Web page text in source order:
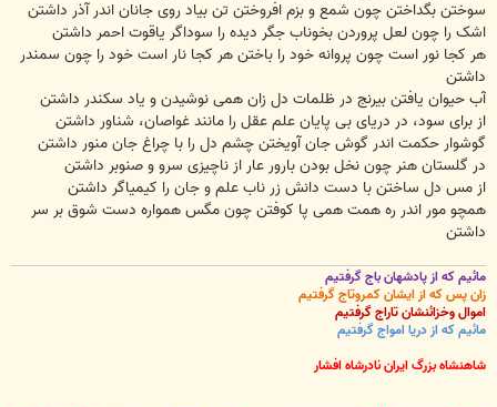
سوختن بگداختن چون شمع و بزم افروختن تن بیاد روی جانان اندر آذر داشتن
اشک را چون لعل پروردن بخوناب جگر دیده را سوداگر یاقوت احمر داشتن
هر کجا نور است چون پروانه خود را باختن هر کجا نار است خود را چون سمندر
داشتن
آب حیوان یافتن بیرنج در ظلمات دل زان همی نوشیدن و یاد سکندر داشتن
از برای سود، در دریای بی پایان علم عقل را مانند غواصان، شناور داشتن
گوشوار حکمت اندر گوش جان آویختن چشم دل را با چراغ جان منور داشتن
در گلستان هنر چون نخل بودن بارور عار از ناچیزی سرو و صنوبر داشتن
از مس دل ساختن با دست دانش زر ناب علم و جان را کیمیاگر داشتن
همچو مور اندر ره همت همی پا کوفتن چون مگس همواره دست شوق بر سر
داشتن
مائیم که از پادشهان باج گرفتیم
زان پس که از ایشان کمروتاج گرفتیم
اموال وخزائنشان تاراج گرفتیم
مائیم که از دریا امواج گرفتیم
شاهنشاه بزرگ ایران نادرشاه افشار